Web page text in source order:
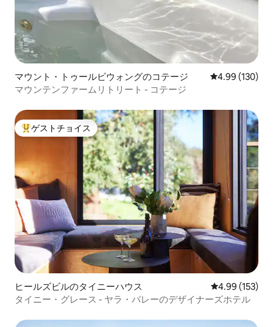
マウント・トゥールビウォングのコテージ レビュー130
4.99 (130)
マウンテンファームリトリート - コテージ
大好評のゲストチョイスです。
ゲストチョイス
ヒールズビルのタイニーハウス レビュー153
4.99 (153)
タイニー・グレース - ヤラ・バレーのデザイナーズホテル